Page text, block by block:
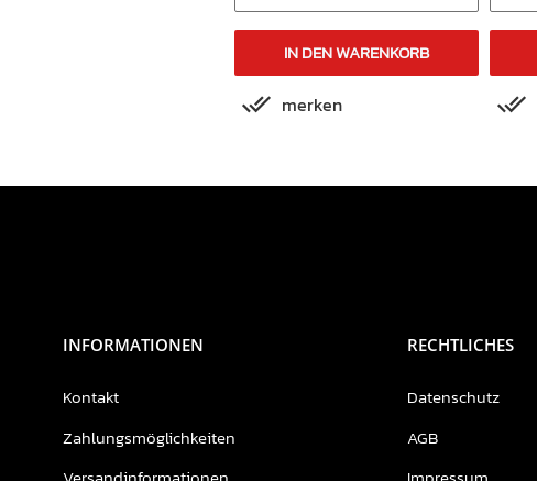
IN DEN WARENKORB
merken
INFORMATIONEN
Kontakt
Zahlungsmöglichkeiten
RECHTLICHES
Datenschutz
AGB